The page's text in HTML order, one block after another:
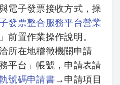
電子發票接收方式，操
發票整合服務平台營業
」前置作業操作說明。
所在地稽徵機關申請
平台」帳號，申請表請
號碼申請書→申請項目